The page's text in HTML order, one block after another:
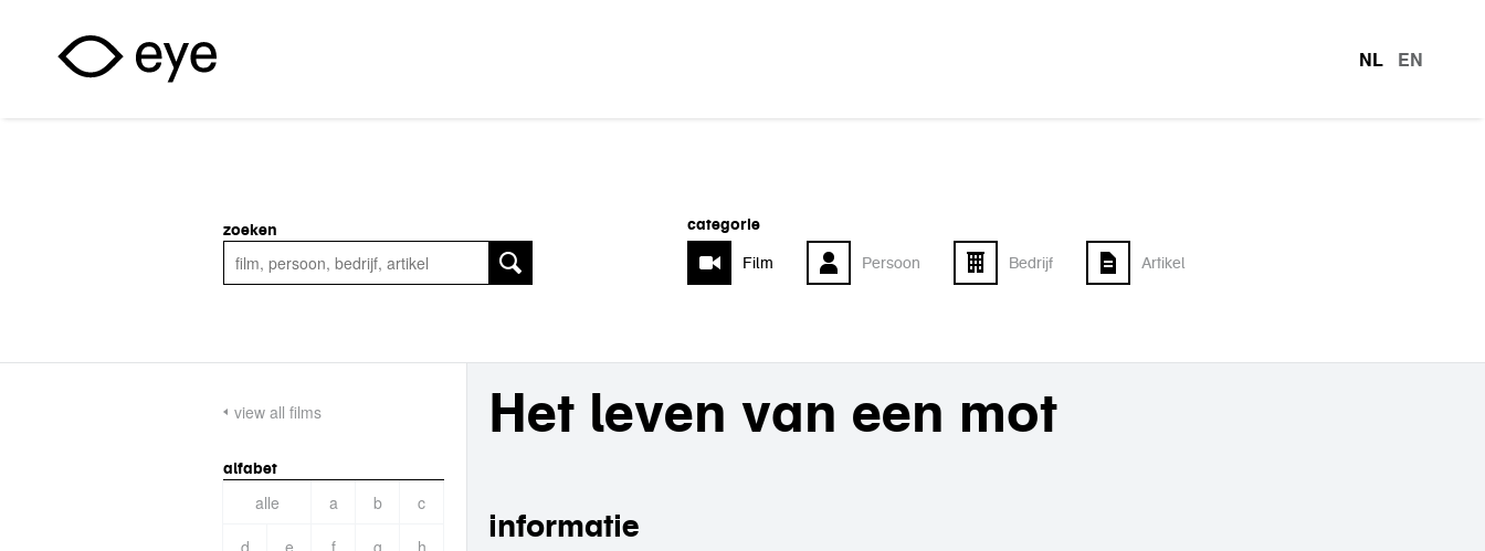
NL EN
categorie
Film
Persoon Bedrijf Artikel
zoeken
view all films
alfabet
alle a b
c
d
e f g
h
Het leven van een mot
informatie